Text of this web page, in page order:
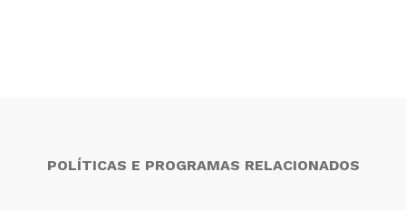
POLÍTICAS E PROGRAMAS RELACIONADOS